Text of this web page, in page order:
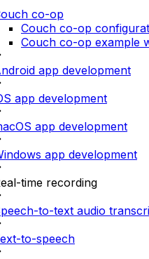
co-op
Couch co-op
Couch co-op example
app development
app development
app development
app development
time recording
to-text audio
to-speech